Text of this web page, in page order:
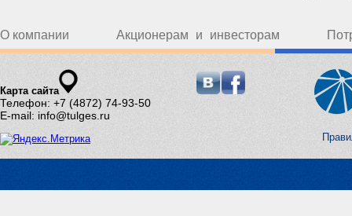
О компании Акционерам и инвесторам
Карта сайта
Телефон: +7 (4872) 74-93-50
E-mail: info@tulges.ru